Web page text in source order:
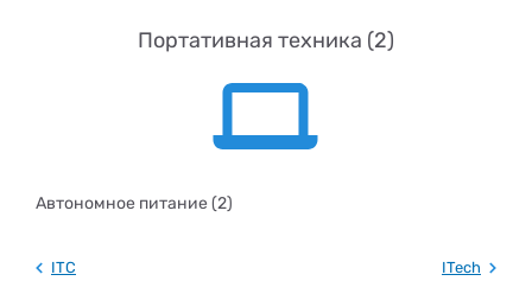
Портативная техника (2)
Автономное питание (2)
ITC ITech